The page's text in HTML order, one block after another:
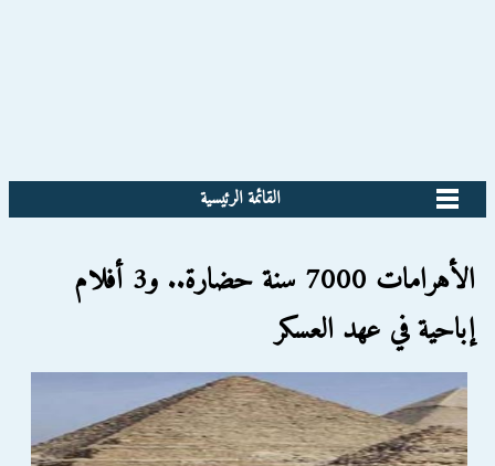
القائمة الرئيسية
الأهرامات 7000 سنة حضارة.. و3 أفلام
إباحية في عهد العسكر